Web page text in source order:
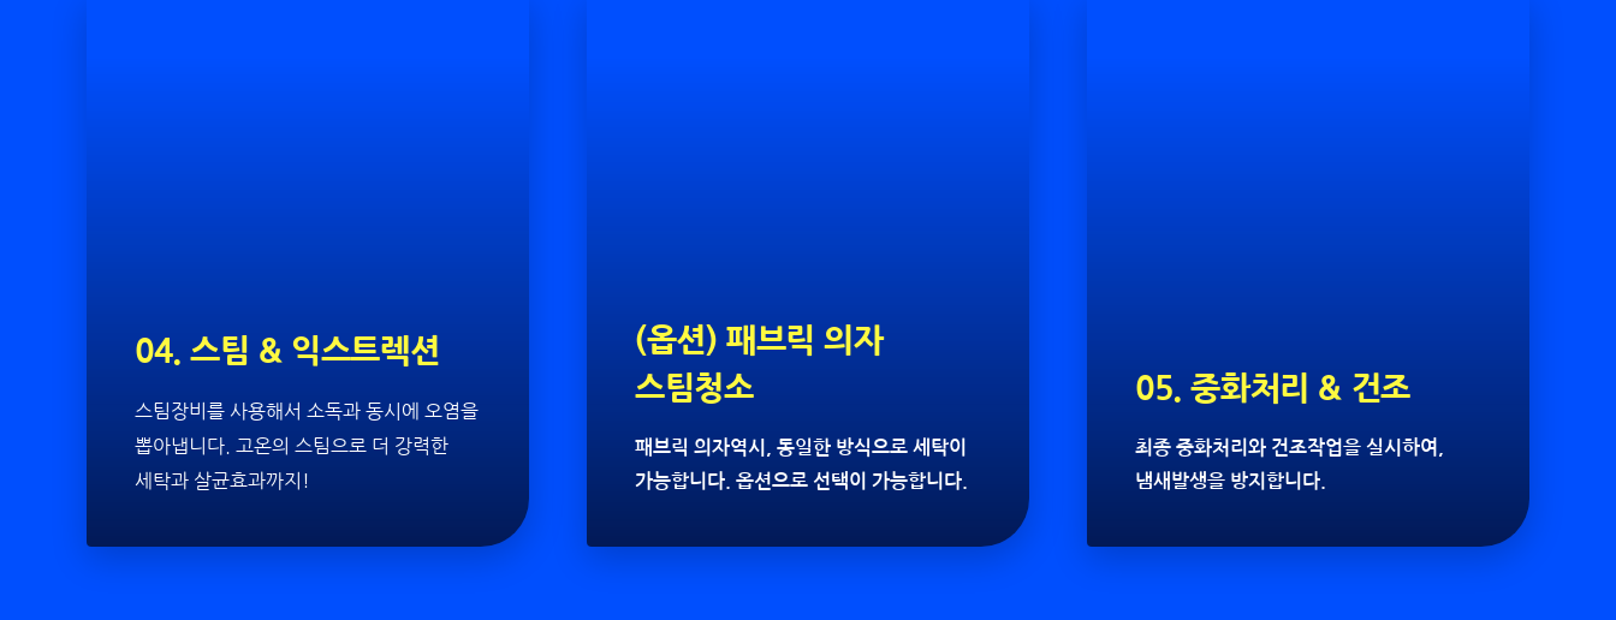
04. 스팀 & 익스트렉션
스팀장비를 사용해서 소독과 동시에 오염을
뽑아냅니다. 고온의 스팀으로 더 강력한
세탁과 살균효과까지!
(옵션) 패브릭 의자
스팀청소
패브릭 의자역시, 동일한 방식으로 세탁이
가능합니다. 옵션으로 선택이 가능합니다.
05. 중화처리 & 건조
최종 중화처리와 건조작업을 실시하여,
냄새발생을 방지합니다.